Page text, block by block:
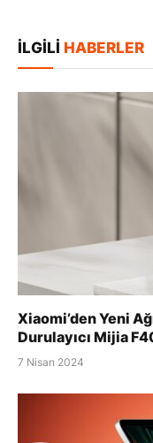
İLGILI HABERLER
Xiaomi’den Yeni
Durulayıcı Mijia
7 Nisan 2024